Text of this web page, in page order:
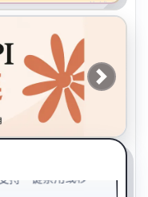
礼越
JOKER
4EVER
PPF/音乐合伙人
持一键配置
Next
birth ：Birth 是一款
能在同一窗口中集
项，并标明其来
持一键禁用或移